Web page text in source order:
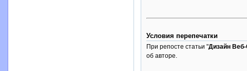
Условия перепечатки
При репосте статьи "Дизайн
об авторе.